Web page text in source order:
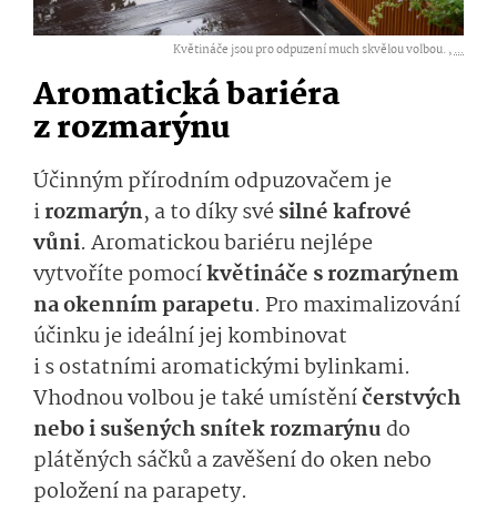
Květináče jsou pro odpuzení much skvělou volbou. ,...
Aromatická bariéra
z rozmarýnu
Účinným přírodním odpuzovačem je
irozmarýn, a to díky svésilné kafrové
vůni. Aromatickou bariéru nejlépe
vytvoříte pomocíkvětináče s rozmarýnem
na okenním parapetu. Pro maximalizování
účinku je ideální jej kombinovat
i s ostatními aromatickými bylinkami.
Vhodnou volbou je také umístěníčerstvých
nebo i sušených snítek rozmarýnu do
plátěných sáčků a zavěšení do oken nebo
položení na parapety.